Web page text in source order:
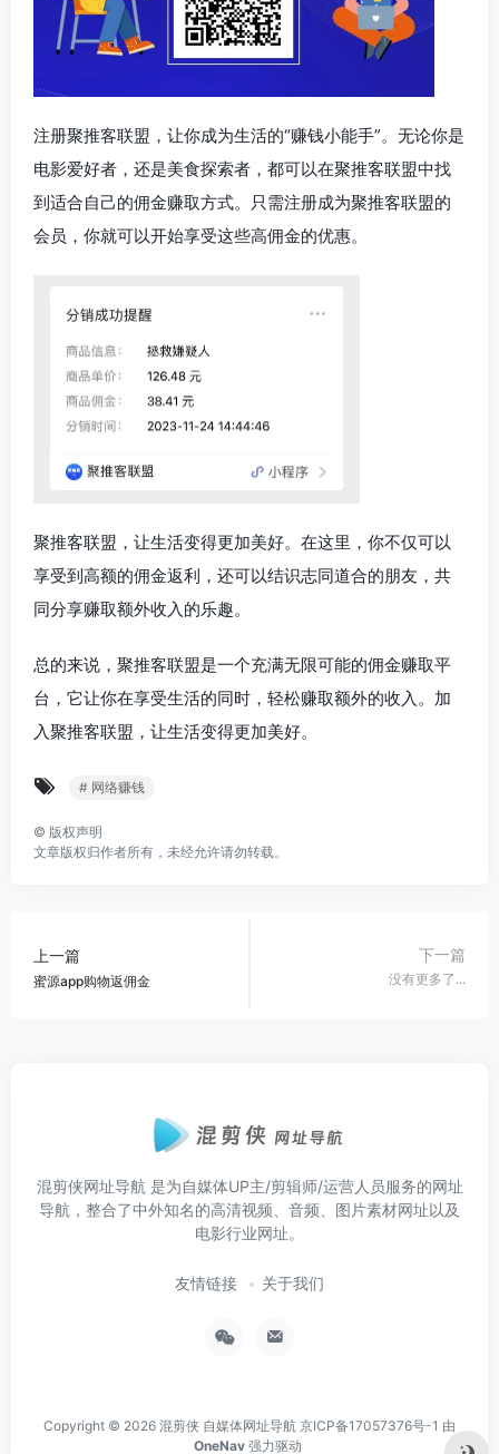
注册聚推客联盟，让你成为生活的“赚钱小能手”。无论你是
电影爱好者，还是美食探索者，都可以在聚推客联盟中找
到适合自己的佣金赚取方式。只需注册成为聚推客联盟的
会员，你就可以开始享受这些高佣金的优惠。
聚推客联盟，让生活变得更加美好。在这里，你不仅可以
享受到高额的佣金返利，还可以结识志同道合的朋友，共
同分享赚取额外收入的乐趣。
总的来说，聚推客联盟是一个充满无限可能的佣金赚取平
台，它让你在享受生活的同时，轻松赚取额外的收入。加
入聚推客联盟，让生活变得更加美好。
# 网络赚钱
© 版权声明
文章版权归作者所有，未经允许请勿转载。
上一篇
蜜源app购物返佣金
下一篇
没有更多了...
混剪侠网址导航 是为自媒体UP主/剪辑师/运营人员服务的网址
导航，整合了中外知名的高清视频、音频、图片素材网址以及
电影行业网址。
友情链接 关于我们
Copyright © 2026 混剪侠 自媒体网址导航 京ICP备17057376号-1 由
OneNav 强力驱动